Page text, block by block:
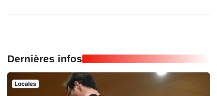
Dernières infos
Locales